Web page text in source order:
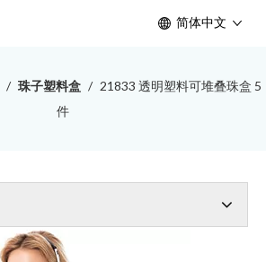
简体中文
/ 珠子塑料盒 / 21833 透明塑料可堆叠珠盒 5
件